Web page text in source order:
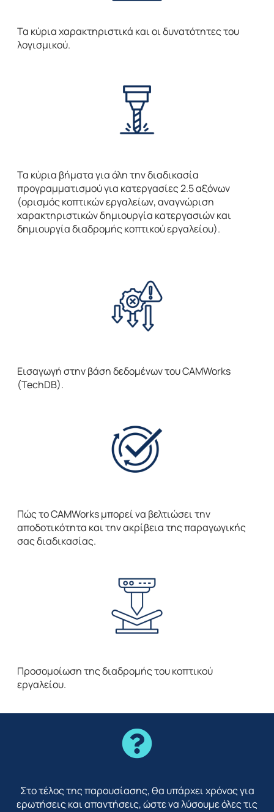
Τα κύρια χαρακτηριστικά και οι δυνατότητες του
λογισμικού.
Τα κύρια βήματα για όλη την διαδικασία
προγραμματισμού για κατεργασίες 2.5 αξόνων
(ορισμός κοπτικών εργαλείων, αναγνώριση
χαρακτηριστικών δημιουργία κατεργασιών και
δημιουργία διαδρομής κοπτικού εργαλείου).
Εισαγωγή στην βάση δεδομένων του CAMWorks
(TechDB).
Πώς το CAMWorks μπορεί να βελτιώσει την
αποδοτικότητα και την ακρίβεια της παραγωγικής
σας διαδικασίας.
Προσομοίωση της διαδρομής του κοπτικού
εργαλείου.
Στο τέλος της παρουσίασης, θα υπάρχει χρόνος για
ερωτήσεις και απαντήσεις, ώστε να λύσουμε όλες τις